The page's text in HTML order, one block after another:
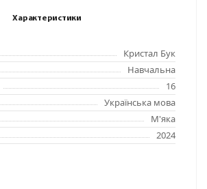
Характеристики
Кристал Бук
Навчальна
16
Українська мова
М'яка
2024